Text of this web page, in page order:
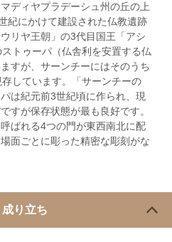
ディヤプラデーシュ州の丘の上
紀にかけて建設された仏教遺跡
リヤ王朝」の3代目国王「アシ
トゥーパ（仏舎利を安置する仏
すが、サーンチーにはそのうち
しています。「サーンチーの
は紀元前3世紀頃に作られ、現
すが保存状態が最も良好です。
ばれる4つの門が東西南北に配
面ごとに彫った精密な彫刻がな
り立ち